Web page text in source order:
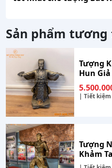
Sản phẩm
Tượng
Hun Giả
| Tiết
Tượng
Khảm